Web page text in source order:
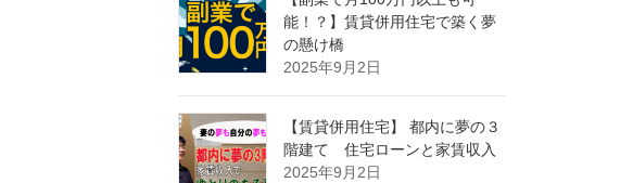
能！？】賃貸併用住宅で築く夢
の懸け橋
2025年9月2日
【賃貸併用住宅】 都内に夢の３
階建て 住宅ローンと家賃収入
2025年9月2日